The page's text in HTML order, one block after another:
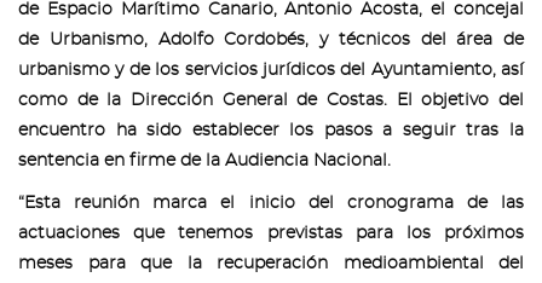
de Espacio Marítimo Canario, Antonio Acosta, el concejal
de Urbanismo, Adolfo Cordobés, y técnicos del área de
urbanismo y de los servicios jurídicos del Ayuntamiento, así
como de la Dirección General de Costas. El objetivo del
encuentro ha sido establecer los pasos a seguir tras la
sentencia en firme de la Audiencia Nacional.
“Esta reunión marca el inicio del cronograma de las
actuaciones que tenemos previstas para los próximos
meses para que la recuperación medioambiental del